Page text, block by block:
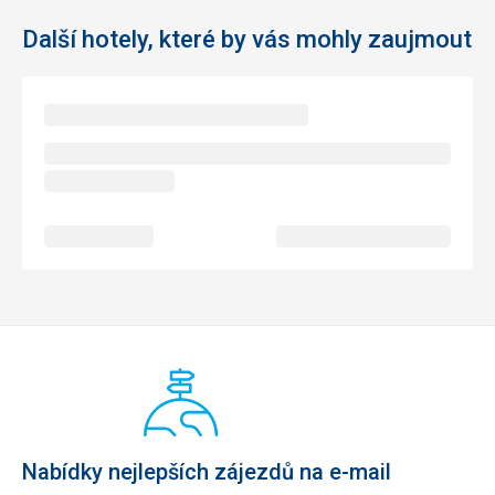
Další hotely, které by vás mohly zaujmout
Nabídky nejlepších zájezdů na e-mail